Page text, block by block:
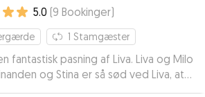
5.0 (9 Bookinger)
1 Stamgæster
fantastisk pasning af Liva. Liva og Milo
og Stina er så sød ved Liva, at
ikke vil med hjem. Det er 3. gang